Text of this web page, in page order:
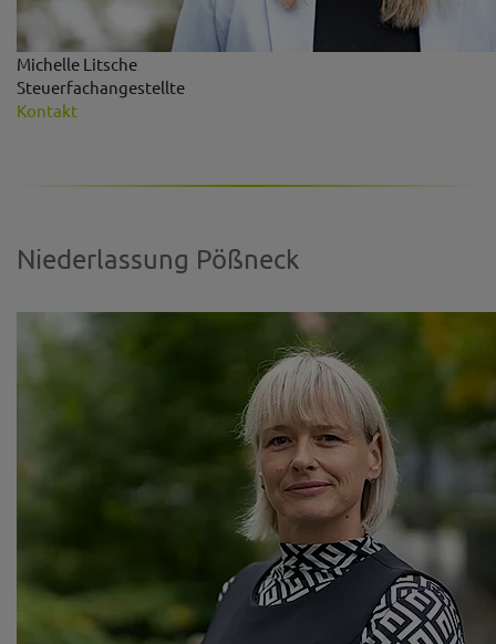
Michelle Litsche
Steuerfachangestellte
Kontakt
Niederlassung Pößneck